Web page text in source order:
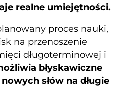
realne umiejętności.
proces nauki,
na przenoszenie
długoterminowej i
błyskawiczne
słów na długie